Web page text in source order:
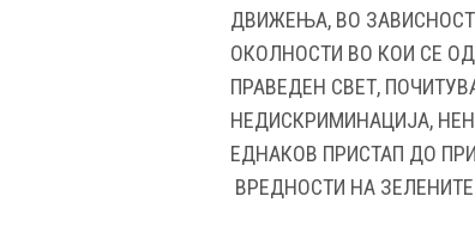
ДВИЖЕЊА, ВО
ОКОЛНОСТИ ВО КОИ СЕ
ПРАВЕДЕН СВЕТ,
НЕДИСКРИМИНАЦИЈА,
ЕДНАКОВ ПРИСТАП ДО
ВРЕДНОСТИ НА